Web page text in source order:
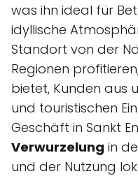
was ihn ideal für
idyllische
Standort von der
Regionen
bietet, Kunden aus
und touristischen
Geschäft in Sankt
Verwurzelung in
und der Nutzung